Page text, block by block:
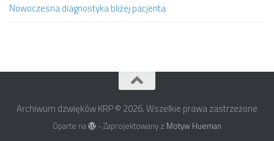
Nowoczesna diagnostyka bliżej pacjenta
Archiwum dzwięków KRP © 2026. Wszelkie prawa zastrzeżone
Oparte na - Zaprojektowany z Motyw Hueman